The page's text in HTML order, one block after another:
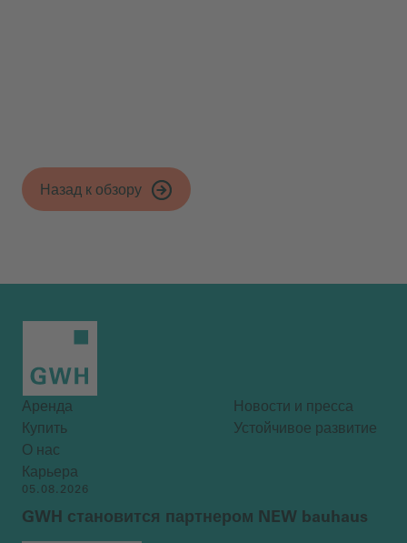
Назад к обзору
Аренда
Купить
Новости и пресса
Устойчивое развитие
О нас
Карьера
05.08.2026
GWH становится партнером NEW bauhaus